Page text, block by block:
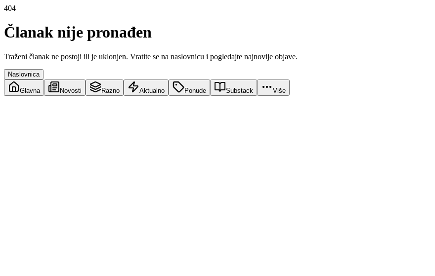
404
Članak nije pronađen
Traženi članak ne postoji ili je uklonjen. Vratite se na naslovnicu i pogledajte najnovije objave.
Naslovnica
Glavna Novosti Razno Aktualno Ponude Substack Više